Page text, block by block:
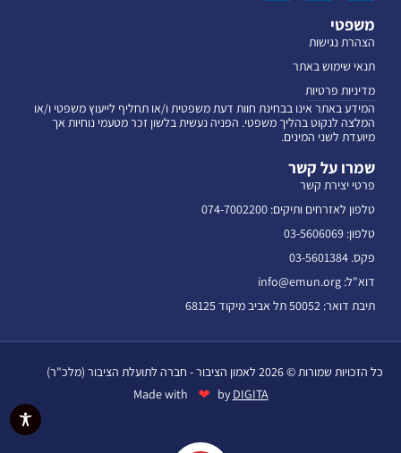
משפטי
הצהרת נגישות
תנאי שימוש באתר
מדיניות פרטיות
המידע באתר אינו בבחינת חוות דעת משפטית ו/או תחליף לייעוץ משפטי ו/או
המלצה לנקוט בהליך משפטי. הפניה נעשית בלשון זכר מטעמי נוחיות אך
מיועדת לשני המינים.
שמרו על קשר
פרטי יצירת קשר
טלפון לאזרחים ותיקים: 074-7002200
טלפון: 03-5606069
פקס. 03-5601384
דוא"ל: info@emun.org
תיבת דואר: 50052 תל אביב מיקוד 68125
כל הזכויות שמורות © 2026 לאמון הציבור - חברה לתועלת הציבור (מלכ"ר)
Made with
❤ by DIGITA